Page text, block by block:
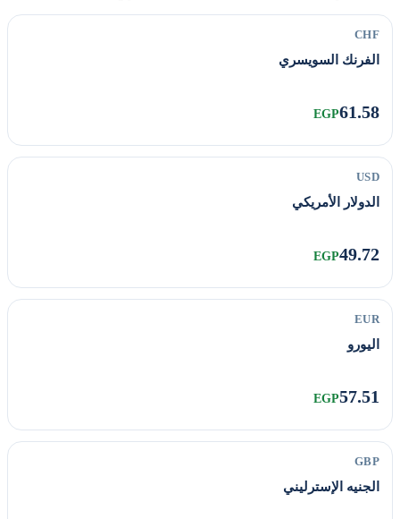
CHF
الفرنك السويسري
61.58
EGP
USD
الدولار الأمريكي
49.72
EGP
EUR
اليورو
57.51
EGP
GBP
الجنيه الإسترليني